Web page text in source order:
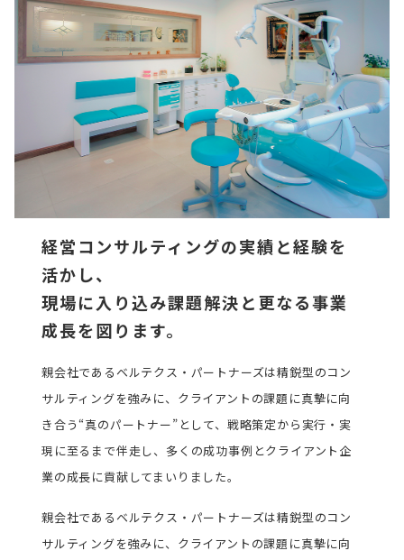
経営コンサルティングの実績と経験を
活かし、
現場に入り込み課題解決と更なる事業
成長を図ります。
親会社であるベルテクス・パートナーズは精鋭型のコン
サルティングを強みに、クライアントの課題に真摯に向
き合う“真のパートナー”として、戦略策定から実行・実
現に至るまで伴走し、多くの成功事例とクライアント企
業の成長に貢献してまいりました。
親会社であるベルテクス・パートナーズは精鋭型のコン
サルティングを強みに、クライアントの課題に真摯に向